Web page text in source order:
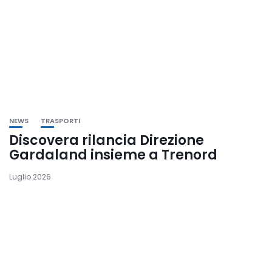
NEWS TRASPORTI
Discovera rilancia Direzione
Gardaland insieme a Trenord
Luglio 2026